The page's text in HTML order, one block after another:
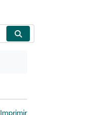
Imprimir